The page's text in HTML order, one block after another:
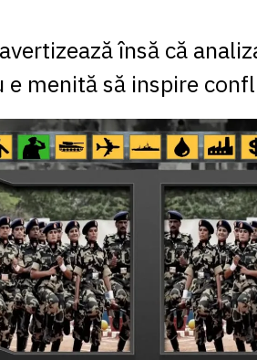
însă că
e menită să inspire